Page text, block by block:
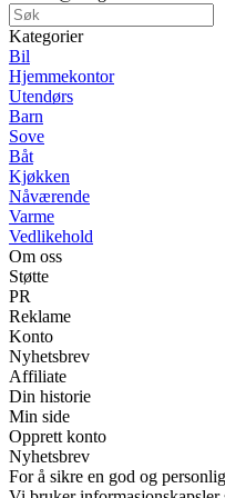
Kategorier
Bil
Hjemmekontor
Utendørs
Barn
Sove
Båt
Kjøkken
Nåværende
Varme
Vedlikehold
Om oss
Støtte
PR
Reklame
Konto
Nyhetsbrev
Affiliate
Din historie
Min side
Opprett konto
Nyhetsbrev
For å sikre en god og